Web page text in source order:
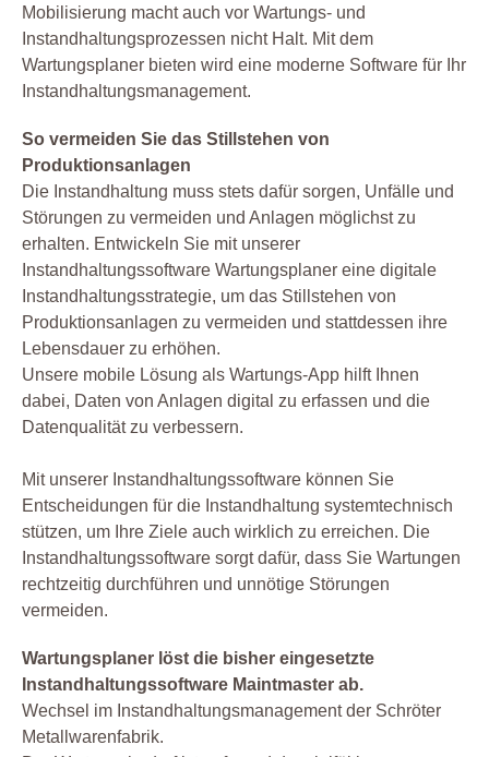
Mobilisierung macht auch vor Wartungs- und
Instandhaltungsprozessen nicht Halt. Mit dem
Wartungsplaner bieten wird eine moderne Software für Ihr
Instandhaltungsmanagement.
So vermeiden Sie das Stillstehen von
Produktionsanlagen
Die Instandhaltung muss stets dafür sorgen, Unfälle und
Störungen zu vermeiden und Anlagen möglichst zu
erhalten. Entwickeln Sie mit unserer
Instandhaltungssoftware Wartungsplaner eine digitale
Instandhaltungsstrategie, um das Stillstehen von
Produktionsanlagen zu vermeiden und stattdessen ihre
Lebensdauer zu erhöhen.
Unsere mobile Lösung als Wartungs-App hilft Ihnen
dabei, Daten von Anlagen digital zu erfassen und die
Datenqualität zu verbessern.
Mit unserer Instandhaltungssoftware können Sie
Entscheidungen für die Instandhaltung systemtechnisch
stützen, um Ihre Ziele auch wirklich zu erreichen. Die
Instandhaltungssoftware sorgt dafür, dass Sie Wartungen
rechtzeitig durchführen und unnötige Störungen
vermeiden.
Wartungsplaner löst die bisher eingesetzte
Instandhaltungssoftware Maintmaster ab.
Wechsel im Instandhaltungsmanagement der Schröter
Metallwarenfabrik.